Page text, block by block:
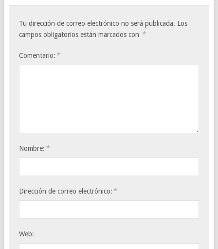
Tu dirección de correo electrónico no será publicada. Los
campos obligatorios están marcados con *
Comentario: *
Nombre: *
Dirección de correo electrónico: *
Web: